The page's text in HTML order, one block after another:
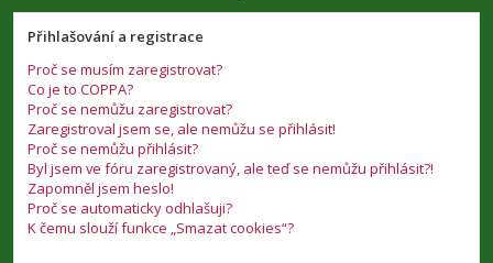
e
Přihlašování a registrace
Proč se musím zaregistrovat?
Co je to COPPA?
Proč se nemůžu zaregistrovat?
Zaregistroval jsem se, ale nemůžu se přihlásit!
Proč se nemůžu přihlásit?
Byl jsem ve fóru zaregistrovaný, ale teď se nemůžu přihlásit?!
Zapomněl jsem heslo!
Proč se automaticky odhlašuji?
K čemu slouží funkce „Smazat cookies“?